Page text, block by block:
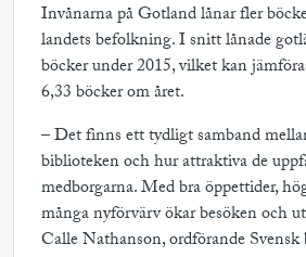
Invånarna på Gotland lånar fler
landets befolkning. I snitt lånade
böcker under 2015, vilket kan
6,33 böcker om året.
– Det finns ett tydligt samband
biblioteken och hur attraktiva de
medborgarna. Med bra öppettider,
många nyförvärv ökar besöken och
Calle Nathanson, ordförande